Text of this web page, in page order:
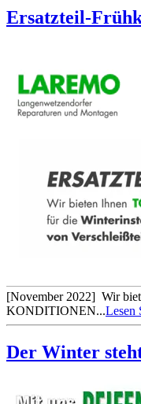
Ersatzteil-
[November 2022] Wir
KONDITIONEN...Lesen
Der Winter